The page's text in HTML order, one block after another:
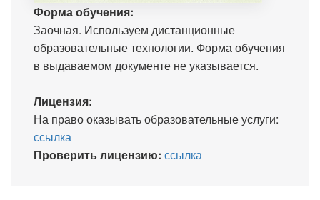
Форма обучения:
Заочная. Используем дистанционные
образовательные технологии. Форма обучения
в выдаваемом документе не указывается.
Лицензия:
На право оказывать образовательные услуги:
ссылка
Проверить лицензию: ссылка